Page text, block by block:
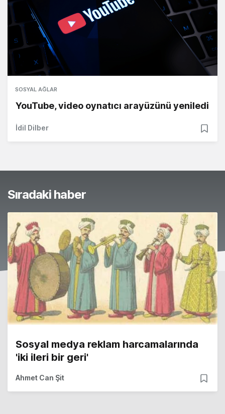
SOSYAL AĞLAR
YouTube, video oynatıcı arayüzünü yeniledi
İdil Dilber
Sıradaki haber
Sosyal medya reklam harcamalarında
'iki ileri bir geri'
Ahmet Can Şit